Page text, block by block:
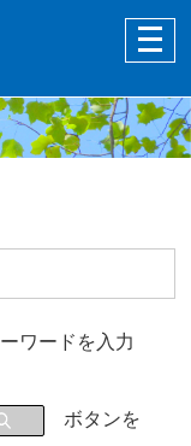
ワードを入力
ボタンを